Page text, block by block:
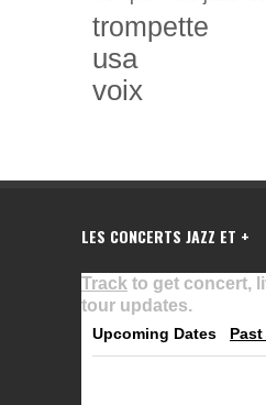
trompette
usa
voix
LES CONCERTS JAZZ ET +
Track to get concert,
tour updates.
Upcoming Dates